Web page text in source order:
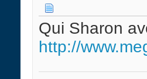
Qui Sharon
http://